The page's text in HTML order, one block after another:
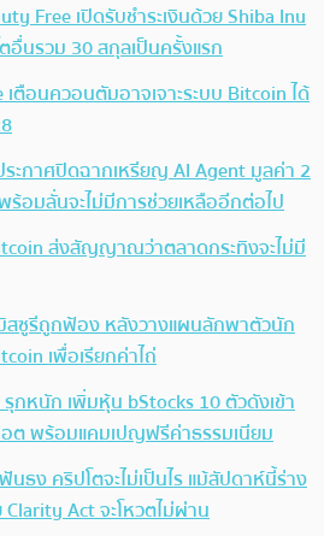
Free เปิดรับชำระเงินด้วย Shiba Inu
อื่นรวม 30 สกุลเป็นครั้งแรก
เตือนควอนตัมอาจเจาะระบบ Bitcoin ได้
ะกาศปิดฉากเหรียญ AI Agent มูลค่า 2
อมลั่นจะไม่มีการช่วยเหลืออีกต่อไป
ส่งสัญญาณว่าตลาดกระทิงจะไม่มี
สซูรีถูกฟ้อง หลังวางแผนลักพาตัวนัก
เพื่อเรียกค่าไถ่
รุกหนัก เพิ่มหุ้น bStocks 10 ตัวดังเข้า
ต พร้อมแคมเปญฟรีค่าธรรมเนียม
นธง คริปโตจะไม่เป็นไร แม้สัปดาห์นี้ร่าง
Act จะโหวตไม่ผ่าน